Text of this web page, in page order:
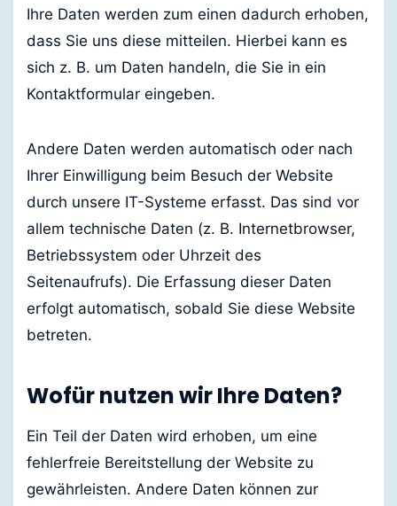
Ihre Daten werden zum einen dadurch erhoben,
dass Sie uns diese mitteilen. Hierbei kann es
sich z. B. um Daten handeln, die Sie in ein
Kontaktformular eingeben.
Andere Daten werden automatisch oder nach
Ihrer Einwilligung beim Besuch der Website
durch unsere IT-Systeme erfasst. Das sind vor
allem technische Daten (z. B. Internetbrowser,
Betriebssystem oder Uhrzeit des
Seitenaufrufs). Die Erfassung dieser Daten
erfolgt automatisch, sobald Sie diese Website
betreten.
Wofür nutzen wir Ihre Daten?
Ein Teil der Daten wird erhoben, um eine
fehlerfreie Bereitstellung der Website zu
gewährleisten. Andere Daten können zur